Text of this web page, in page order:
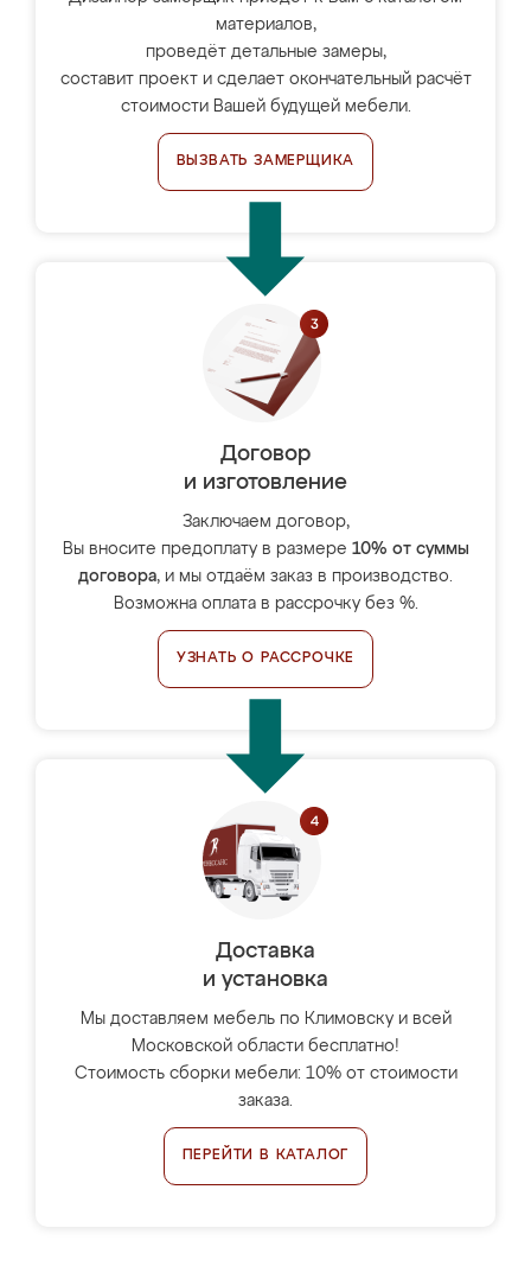
материалов,
проведёт детальные замеры,
составит проект и сделает окончательный расчёт
стоимости Вашей будущей мебели.
ВЫЗВАТЬ ЗАМЕРЩИКА
Договор
и изготовление
Заключаем договор,
Вы вносите предоплату в размере 10% от суммы
договора, и мы отдаём заказ в производство.
Возможна оплата в рассрочку без %.
УЗНАТЬ О РАССРОЧКЕ
Доставка
и установка
Мы доставляем мебель по Климовску и всей
Московской области бесплатно!
Стоимость сборки мебели: 10% от стоимости
заказа.
ПЕРЕЙТИ В КАТАЛОГ